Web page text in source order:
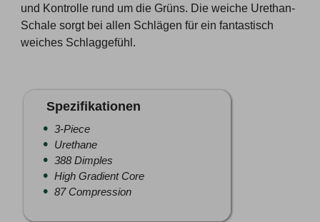
und Kontrolle rund um die Grüns. Die weiche Urethan-
Schale sorgt bei allen Schlägen für ein fantastisch
weiches Schlaggefühl.
Spezifikationen
3-Piece
Urethane
388 Dimples
High Gradient Core
87 Compression